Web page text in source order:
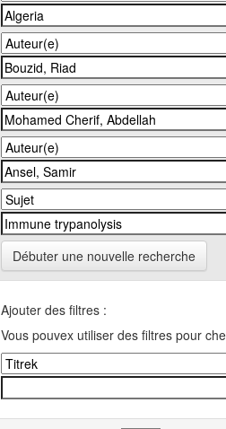
Débuter une nouvelle recherche
Ajouter des filtres :
Vous pouvex utiliser des filtres pour